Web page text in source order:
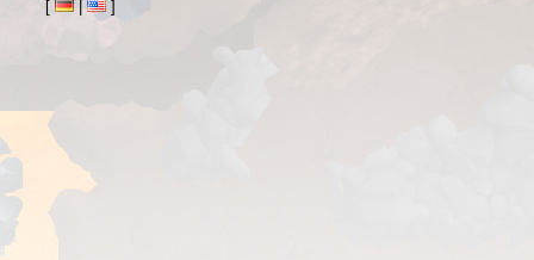
[ | ]